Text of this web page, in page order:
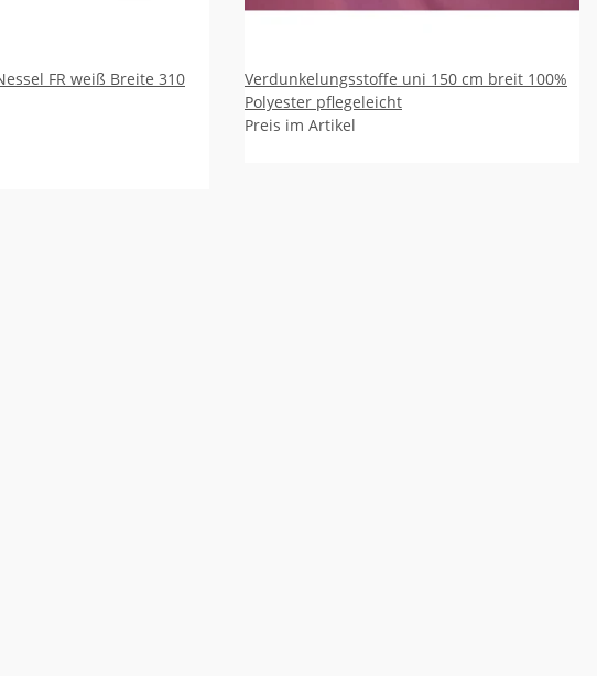
Verdunkelungsstoffe uni 150 cm breit 100%
Polyester pflegeleicht
Preis im Artikel